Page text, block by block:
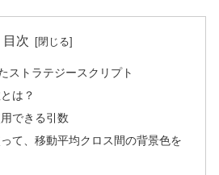
目次
ストラテジースクリプト
は？
できる引数
って、移動平均クロス間の背景色を